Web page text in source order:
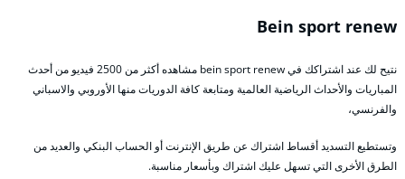
Bein sport renew
نتيح لك عند اشتراكك في bein sport renew مشاهده أكثر من 2500 فيديو من أحدث
المباريات والأحداث الرياضية العالمية ومتابعة كافة الدوريات منها الأوروبي والاسباني
والفرنسي،
وتستطيع التسديد أقساط اشتراك عن طريق الإنترنت أو الحساب البنكي والعديد من
الطرق الأخرى التي تسهل عليك اشتراك وبأسعار مناسبة.